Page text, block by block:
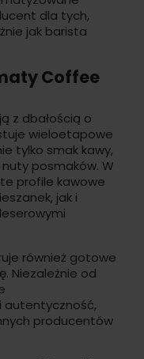
dla tych,
jak barista
Coffee
z dbałością o
wieloetapowe
tylko smak kawy,
posmaków. W
profile kawowe
jak i
również gotowe
Niezależnie od
autentyczność,
producentów